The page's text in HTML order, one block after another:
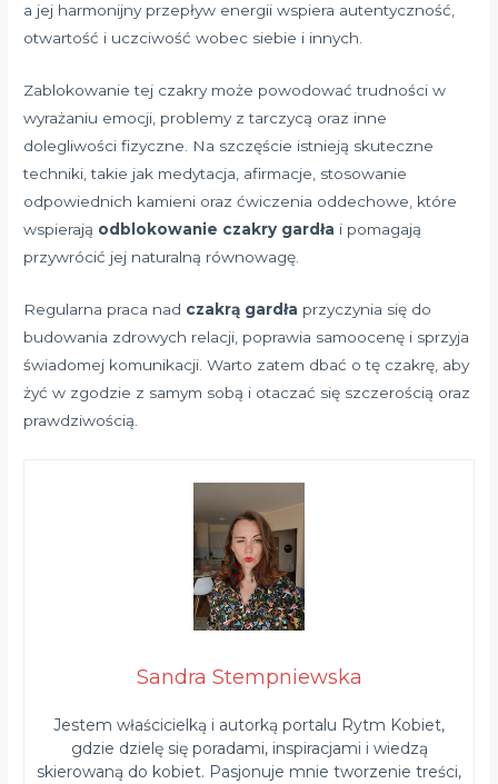
a jej harmonijny przepływ energii wspiera autentyczność,
otwartość i uczciwość wobec siebie i innych.
Zablokowanie tej czakry może powodować trudności w
wyrażaniu emocji, problemy z tarczycą oraz inne
dolegliwości fizyczne. Na szczęście istnieją skuteczne
techniki, takie jak medytacja, afirmacje, stosowanie
odpowiednich kamieni oraz ćwiczenia oddechowe, które
wspierają odblokowanie czakry gardła i pomagają
przywrócić jej naturalną równowagę.
Regularna praca nad czakrą gardła przyczynia się do
budowania zdrowych relacji, poprawia samoocenę i sprzyja
świadomej komunikacji. Warto zatem dbać o tę czakrę, aby
żyć w zgodzie z samym sobą i otaczać się szczerością oraz
prawdziwością.
Sandra Stempniewska
Jestem właścicielką i autorką portalu Rytm Kobiet,
gdzie dzielę się poradami, inspiracjami i wiedzą
skierowaną do kobiet. Pasjonuje mnie tworzenie treści,